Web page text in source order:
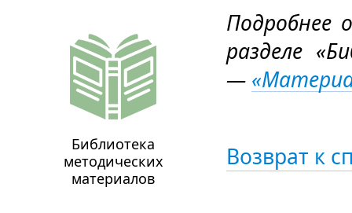
Подробнее
разделе
—
Возврат к
Библиотека
методических
материалов